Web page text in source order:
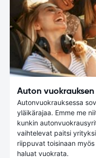
Auton
Autonvuokrauksessa
yläikärajaa. Emme me
kunkin
vaihtelevat paitsi
riippuvat toisinaan
haluat vuokrata.